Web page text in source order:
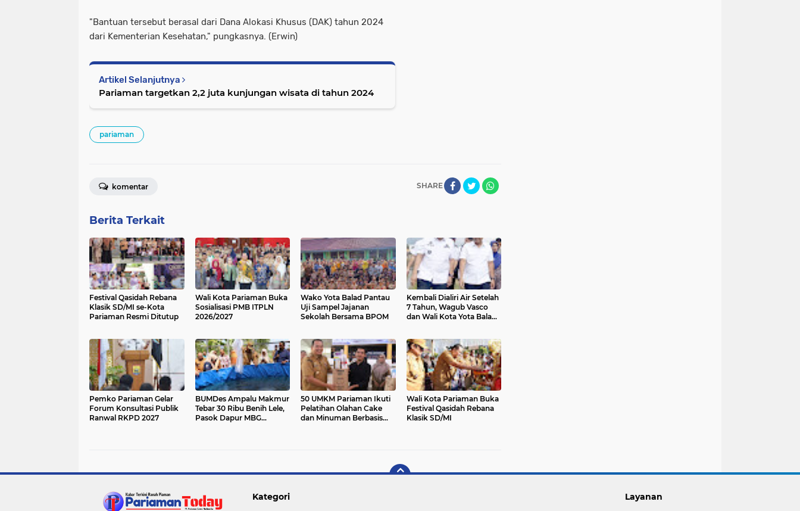
"Bantuan tersebut berasal dari Dana Alokasi Khusus (DAK) tahun 2024
dari Kementerian Kesehatan," pungkasnya. (Erwin)
Artikel Selanjutnya
Pariaman targetkan 2,2 juta kunjungan wisata di tahun 2024
pariaman
SHARE
komentar
Berita Terkait
Festival Qasidah Rebana
Klasik SD/MI se-Kota
Pariaman Resmi Ditutup
Wali Kota Pariaman Buka
Sosialisasi PMB ITPLN
2026/2027
Wako Yota Balad Pantau
Uji Sampel Jajanan
Sekolah Bersama BPOM
Kembali Dialiri Air Setelah
7 Tahun, Wagub Vasco
dan Wali Kota Yota Balad
Pemko Pariaman Gelar
Forum Konsultasi Publik
Ranwal RKPD 2027
BUMDes Ampalu Makmur
Tebar 30 Ribu Benih Lele,
Pasok Dapur MBG
50 UMKM Pariaman Ikuti
Pelatihan Olahan Cake
dan Minuman Berbasis
Wali Kota Pariaman Buka
Festival Qasidah Rebana
Klasik SD/MI
Kategori Layanan